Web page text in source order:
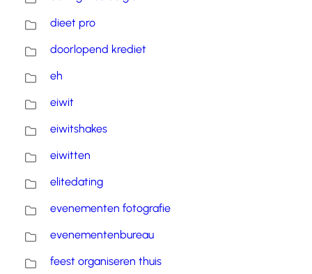
dieet pro
doorlopend krediet
eh
eiwit
eiwitshakes
eiwitten
elitedating
evenementen fotografie
evenementenbureau
feest organiseren thuis